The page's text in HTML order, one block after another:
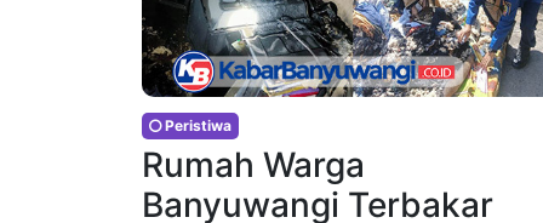
Peristiwa
Rumah Warga
Banyuwangi Terbakar